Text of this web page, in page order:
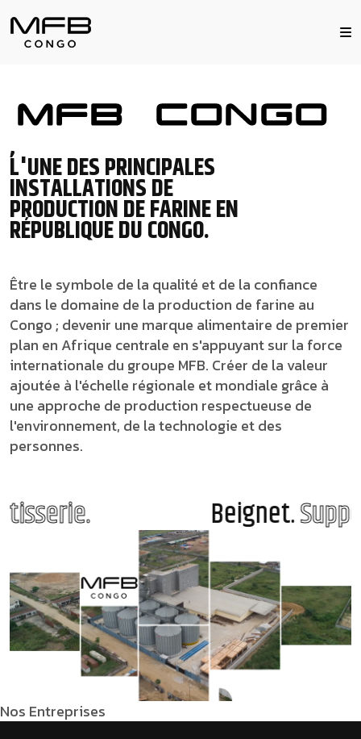
,
L'UNE DES PRINCIPALES
INSTALLATIONS DE
PRODUCTION DE FARINE EN
RÉPUBLIQUE DU CONGO.
Être le symbole de la qualité et de la confiance
dans le domaine de la production de farine au
Congo ; devenir une marque alimentaire de premier
plan en Afrique centrale en s'appuyant sur la force
internationale du groupe MFB. Créer de la valeur
ajoutée à l'échelle régionale et mondiale grâce à
une approche de production respectueuse de
l'environnement, de la technologie et des
personnes.
Beignet.
Nos Entreprises